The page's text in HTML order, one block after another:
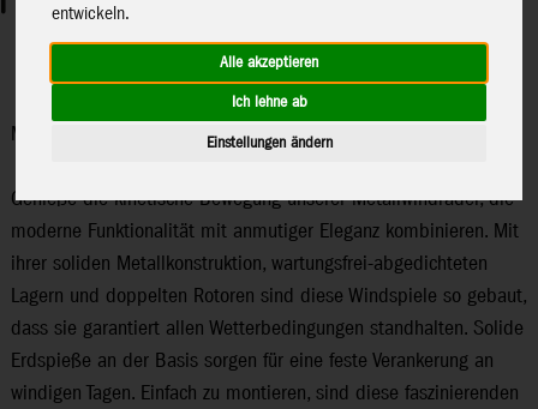
entwickeln.
Alle akzeptieren
Ich lehne ab
Einstellungen ändern
Metall-Windspiele
Genieße die kinetische Bewegung unserer Metallwindräder, die
moderne Funktionalität mit anmutiger Eleganz kombinieren. Mit
ihrer soliden Metallkonstruktion, wartungsfrei-abgedichteten
Lagern und doppelten Rotoren sind diese Windspiele so gebaut,
dass sie garantiert allen Wetterbedingungen standhalten. Solide
Erdspieße an der Basis sorgen für eine feste Verankerung an
windigen Tagen. Einfach zu montieren, sind diese faszinierenden